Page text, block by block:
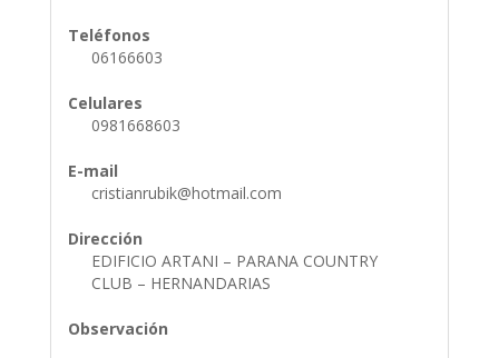
Teléfonos
06166603
Celulares
0981668603
E-mail
cristianrubik@hotmail.com
Dirección
EDIFICIO ARTANI – PARANA COUNTRY
CLUB – HERNANDARIAS
Observación